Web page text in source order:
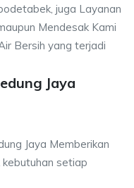
juga Layanan
Mendesak Kami
Bersih yang terjadi
Jaya
Jaya Memberikan
kebutuhan setiap